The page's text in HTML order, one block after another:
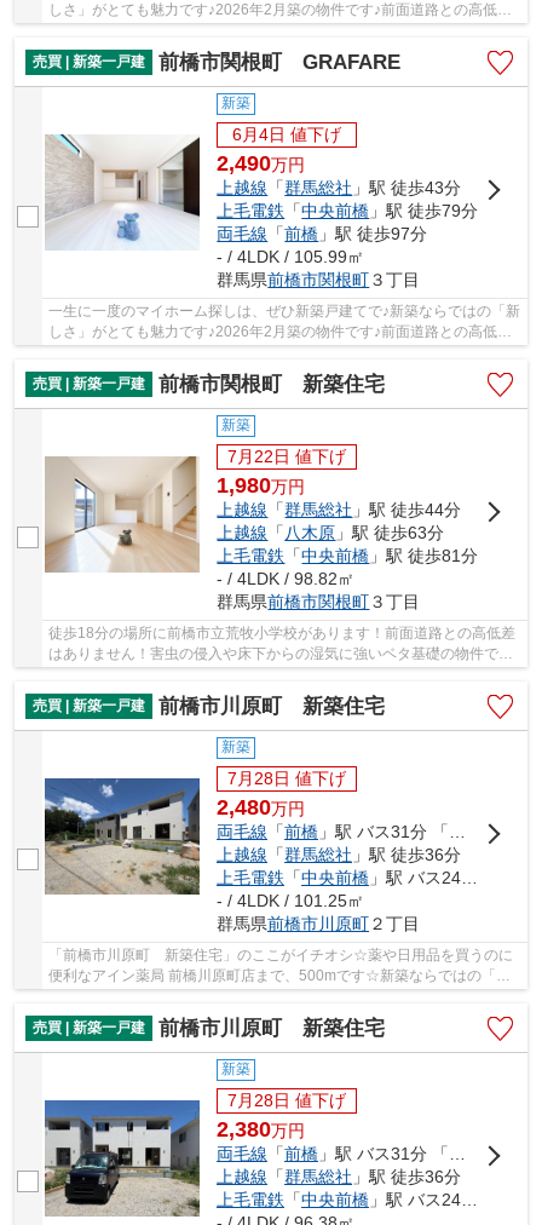
しさ」がとても魅力です♪2026年2月築の物件です♪前面道路との高低差
売買 | 新築一戸建
前橋市関根町 GRAFARE
新築
6月4日 値下げ
2,490万円
上越線 「群馬総社 」駅 徒歩43分
上毛電鉄 「中央前橋 」駅 徒歩79分
両毛線 「前橋 」駅 徒歩97分
- / 4LDK / 105.99㎡
群馬県前橋市関根町３丁目
一生に一度のマイホーム探しは、ぜひ新築戸建てで♪新築ならではの「新
しさ」がとても魅力です♪2026年2月築の物件です♪前面道路との高低差
売買 | 新築一戸建
前橋市関根町 新築住宅
新築
7月22日 値下げ
1,980万円
上越線 「群馬総社 」駅 徒歩44分
上越線 「 八木原 」駅 徒歩63分
上毛電鉄 「中央前橋 」駅 徒歩81分
- / 4LDK / 98.82㎡
群馬県前橋市関根町３丁目
徒歩18分の場所に前橋市立荒牧小学校があります！前面道路との高低差
はありません！害虫の侵入や床下からの湿気に強いベタ基礎の物件で
す！省エネルギー対策により断熱性も高く、空調...
売買 | 新築一戸建
前橋市川原町 新築住宅
新築
7月28日 値下げ
2,480万円
両毛線 「前橋 」駅 バス31分 「川原町北」 停歩8分
上越線 「群馬総社 」駅 徒歩36分
上毛電鉄 「中央前橋 」駅 バス24分 「川原町北」 停歩8分
- / 4LDK / 101.25㎡
群馬県前橋市川原町２丁目
「前橋市川原町 新築住宅」のここがイチオシ☆薬や日用品を買うのに
便利なアイン薬局 前橋川原町店まで、500mです☆新築ならではの「新
しさ」がとても魅力です☆70坪以上の広さを持つ物...
売買 | 新築一戸建
前橋市川原町 新築住宅
新築
7月28日 値下げ
2,380万円
両毛線 「前橋 」駅 バス31分 「川原町北」 停歩8分
上越線 「群馬総社 」駅 徒歩36分
上毛電鉄 「中央前橋 」駅 バス24分 「川原町北」 停歩8分